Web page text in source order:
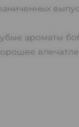
ароматы